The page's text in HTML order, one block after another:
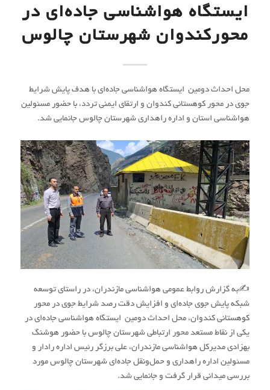
ایستگاه هواشناسی جاده‌ای در
محورکندوان شهرستان چالوس
محل احداث دومین ایستگاه هواشناسی جاده‌ای با هدف پایش شرایط
جوی در محور کوهستانی کندوان و ارتقای ایمنی تردد، با حضور مسئولین
هواشناسی استان و اداره راهداری شهرستان چالوس جانمایی شد.
✍به گزارش روابط عمومی هواشناسی مازندران، در راستای توسعه
شبکه پایش جوی جاده‌ای و افزایش دقت رصد شرایط جوی در محور
کوهستانی کندوان، محل احداث دومین ایستگاه هواشناسی جاده‌ای در
یکی از نقاط مستعد محور ارتباطی شهرستان چالوس با حضور هوشنگ
بهزادی مدیرکل هواشناسی مازندران، علی برزگر رئیس اداره رادار و
مسئولین اداره راهداری و حمل‌ونقل جاده‌ای شهرستان چالوس مورد
بررسی میدانی قرار گرفت و جانمایی شد.